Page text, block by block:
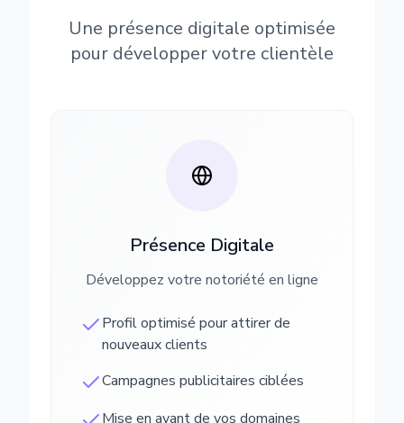
Une présence digitale optimisée
pour développer votre clientèle
Présence Digitale
Développez votre notoriété en ligne
Profil optimisé pour attirer de
nouveaux clients
Campagnes publicitaires ciblées
Mise en avant de vos domaines